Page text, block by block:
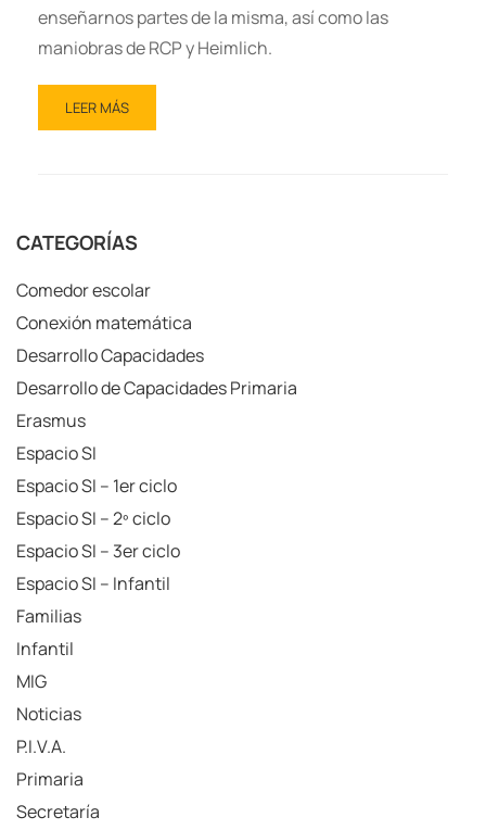
enseñarnos partes de la misma, así como las
maniobras de RCP y Heimlich.
LEER MÁS
CATEGORÍAS
Comedor escolar
Conexión matemática
Desarrollo Capacidades
Desarrollo de Capacidades Primaria
Erasmus
Espacio SI
Espacio SI – 1er ciclo
Espacio SI – 2º ciclo
Espacio SI – 3er ciclo
Espacio SI – Infantil
Familias
Infantil
MIG
Noticias
P.I.V.A.
Primaria
Secretaría